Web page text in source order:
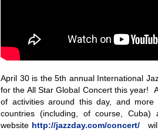
April 30 is the 5th annual International
for the All Star Global Concert this year!
of activities around this day, and
countries (including, of course,
website http://jazzday.com/concert/will